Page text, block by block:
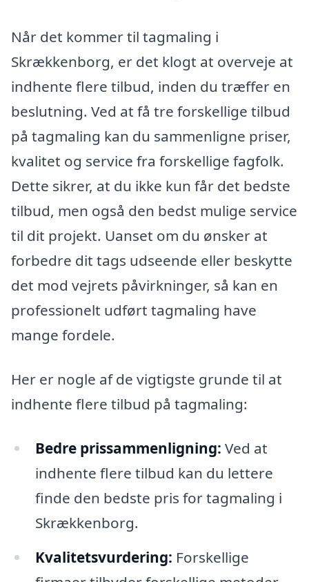
Når det kommer til tagmaling i
Skrækkenborg, er det klogt at overveje at
indhente flere tilbud, inden du træffer en
beslutning. Ved at få tre forskellige tilbud
på tagmaling kan du sammenligne priser,
kvalitet og service fra forskellige fagfolk.
Dette sikrer, at du ikke kun får det bedste
tilbud, men også den bedst mulige service
til dit projekt. Uanset om du ønsker at
forbedre dit tags udseende eller beskytte
det mod vejrets påvirkninger, så kan en
professionelt udført tagmaling have
mange fordele.
Her er nogle af de vigtigste grunde til at
indhente flere tilbud på tagmaling:
Bedre prissammenligning: Ved at
indhente flere tilbud kan du lettere
finde den bedste pris for tagmaling i
Skrækkenborg.
Kvalitetsvurdering: Forskellige